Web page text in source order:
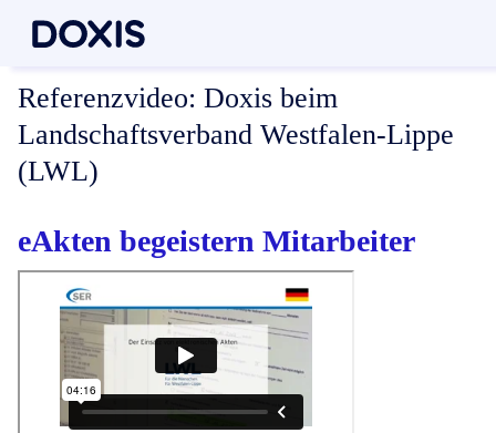
Referenzvideo: Doxis beim
Landschaftsverband Westfalen-Lippe
(LWL)
eAkten begeistern Mitarbeiter